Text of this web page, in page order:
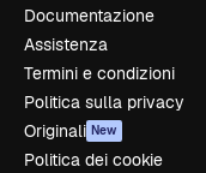
Documentazione
Assistenza
Termini e condizioni
Politica sulla privacy
Originali New
Politica dei cookie